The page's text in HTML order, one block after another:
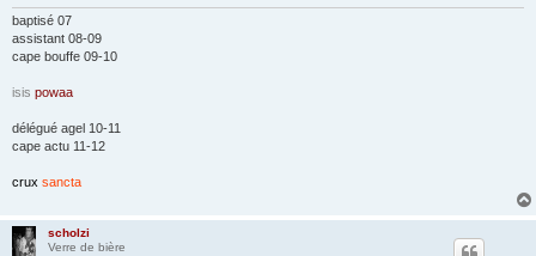
baptisé 07
assistant 08-09
cape bouffe 09-10
isis powaa
délégué agel 10-11
cape actu 11-12
crux sancta
scholzi
Verre de bière